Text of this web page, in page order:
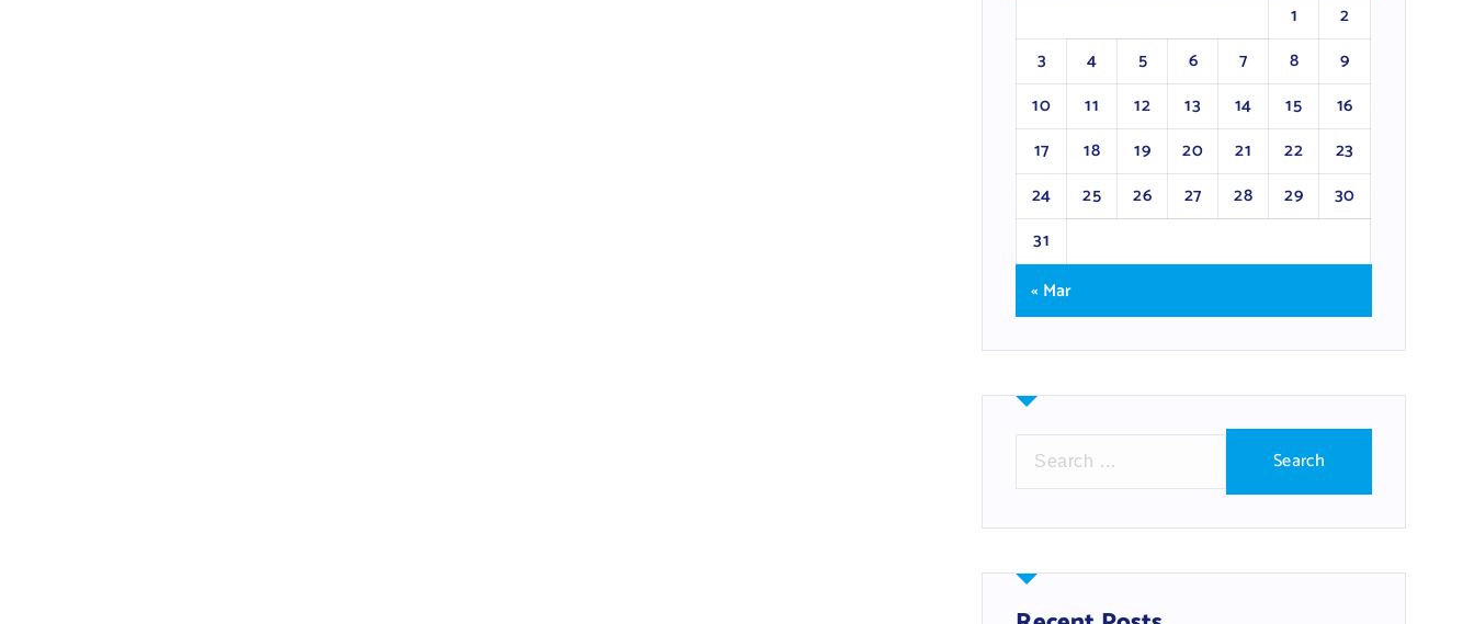
1
2
3
4 5 6 7 8
9
10
11 12 13 14 15
16
17
18 19 20 21 22
23
24
25 26 27 28 29
30
31
« Mar
r
h
f